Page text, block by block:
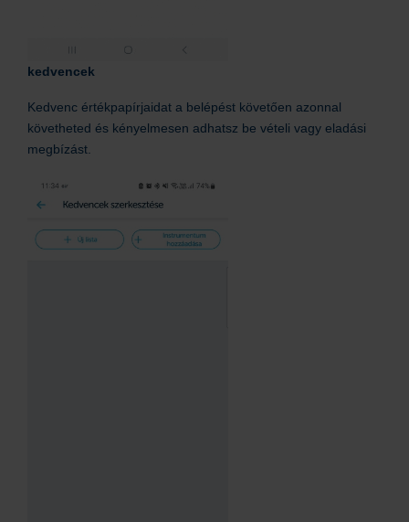
kedvencek
Kedvenc értékpapírjaidat a belépést követően azonnal
követheted és kényelmesen adhatsz be vételi vagy eladási
megbízást.